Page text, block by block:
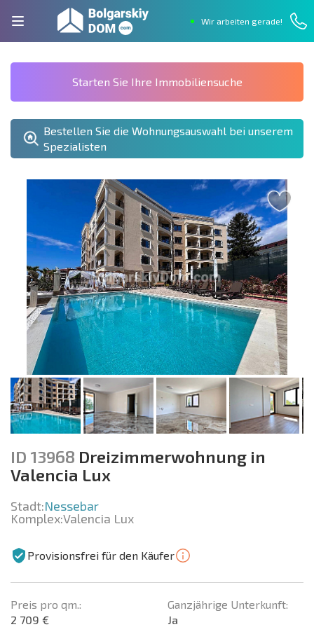
Wir arbeiten gerade!
Starten Sie Ihre Immobiliensuche
Bestellen Sie die Wohnungsauswahl bei unserem
Spezialisten
ID 13968 Dreizimmerwohnung in
Valencia Lux
Stadt:Nessebar
Komplex:Valencia Lux
Provisionsfrei für den Käufer
Preis pro qm.:
2 709 €
Ganzjährige Unterkunft:
Ja